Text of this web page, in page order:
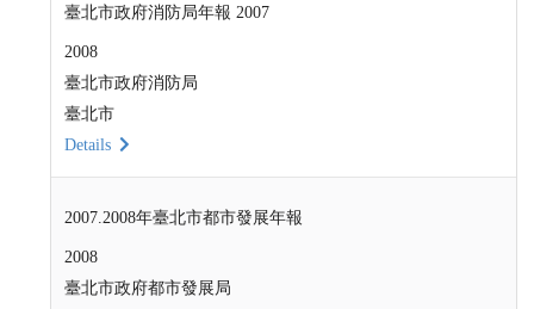
臺北市政府消防局年報 2007
2008
臺北市政府消防局
臺北市
Details
2007.2008年臺北市都市發展年報
2008
臺北市政府都市發展局